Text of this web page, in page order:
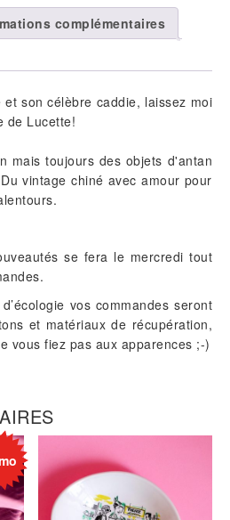
complémentaires
et son célèbre caddie, laissez moi
de Lucette!
mais toujours des objets d'antan
vintage chiné avec amour pour
se fera le mercredi tout
vos commandes seront
et matériaux de récupération,
vous fiez pas aux apparences ;-)